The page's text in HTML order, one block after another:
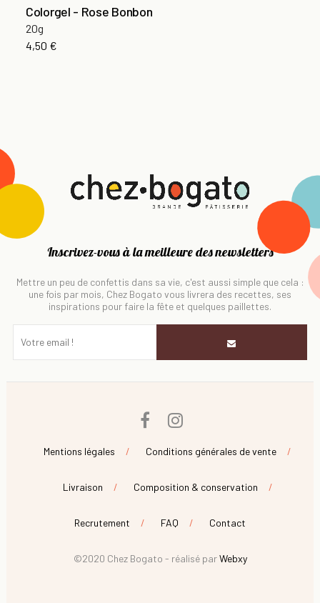
Colorgel - Rose Bonbon
20g
4,50 €
Inscrivez-vous à la meilleure des newsletters
Mettre un peu de confettis dans sa vie, c'est aussi simple que cela :
une fois par mois, Chez Bogato vous livrera des recettes, ses
inspirations pour faire la fête et quelques paillettes.
Facebook
Mentions légales Conditions générales de vente
Livraison Composition & conservation
Recrutement FAQ Contact
©2020 Chez Bogato - réalisé parWebxy